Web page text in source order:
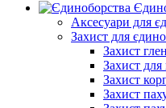
Аксесуари для
Захист для
Захист
Захист
Захист
Захист